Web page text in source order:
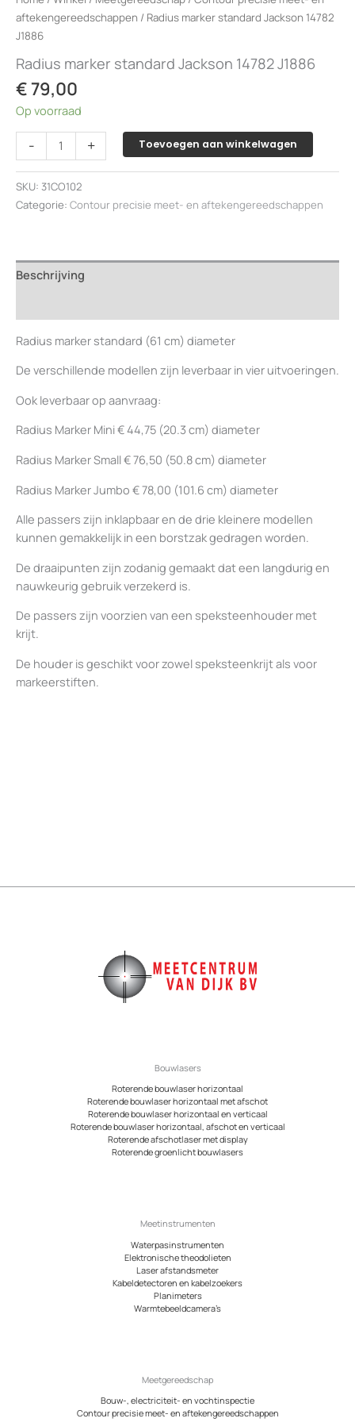
aftekengereedschappen / Radius marker standard Jackson 14782
J1886
Radius marker standard Jackson 14782 J1886
€79,00
Op voorraad
-
marker
standard
Jackson
14782
+ Toevoegen aan winkelwagen
SKU: 31CO102
Categorie: Contour precisie meet- en aftekengereedschappen
Beschrijving
Radius marker standard (61 cm) diameter
De verschillende modellen zijn leverbaar in vier uitvoeringen.
Ook leverbaar op aanvraag:
Radius Marker Mini € 44,75 (20.3 cm) diameter
Radius Marker Small € 76,50 (50.8 cm) diameter
Radius Marker Jumbo € 78,00 (101.6 cm) diameter
Alle passers zijn inklapbaar en de drie kleinere modellen
kunnen gemakkelijk in een borstzak gedragen worden.
De draaipunten zijn zodanig gemaakt dat een langdurig en
nauwkeurig gebruik verzekerd is.
De passers zijn voorzien van een speksteenhouder met
krijt.
De houder is geschikt voor zowel speksteenkrijt als voor
markeerstiften.
Bouwlasers
Roterende bouwlaser horizontaal
Roterende bouwlaser horizontaal met afschot
Roterende bouwlaser horizontaal en verticaal
Roterende bouwlaser horizontaal, afschot en verticaal
Roterende afschotlaser met display
Roterende groenlicht bouwlasers
Meetinstrumenten
Waterpasinstrumenten
Elektronische theodolieten
Laser afstandsmeter
Kabeldetectoren en kabelzoekers
Planimeters
Warmtebeeldcamera’s
Meetgereedschap
Bouw-, electriciteit- en vochtinspectie
Contour precisie meet- en aftekengereedschappen